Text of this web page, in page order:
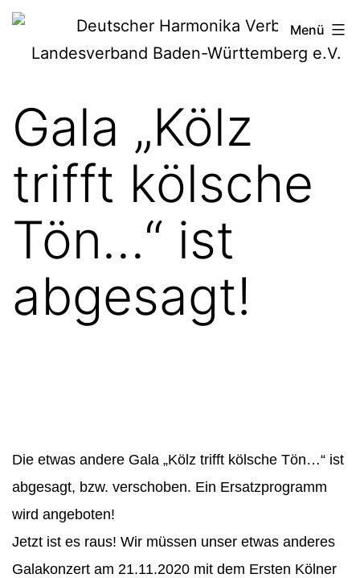
Zum
Deutscher
Harmonika-
Menü
Gala „Kölz
trifft kölsche
Tön…“ ist
abgesagt!
Die etwas andere Gala „Kölz trifft kölsche Tön…“ ist
abgesagt, bzw. verschoben. Ein Ersatzprogramm
wird angeboten!
Jetzt ist es raus! Wir müssen unser etwas anderes
Galakonzert am 21.11.2020 mit dem Ersten Kölner